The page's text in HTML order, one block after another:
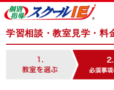
学習相談・教室見学・料